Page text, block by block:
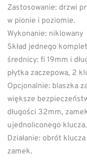
Zastosowanie: drzwi
w pionie i poziomie.
Wykonanie: niklowany
Skład jednego
średnicy: fi 19mm i
płytka zaczepowa, 2
Opcjonalnie: blaszka
większe
długości 32mm,
ujednoliconego klucza.
Działanie: obrót
zamek.